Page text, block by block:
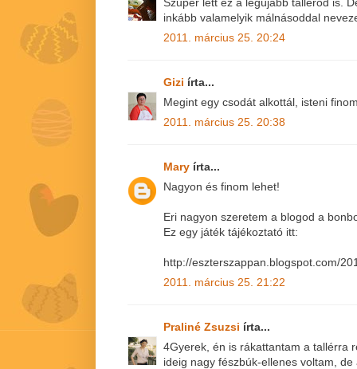
inkább valamelyik málnásoddal
2011. március 25. 20:24
Gizi írta...
Megint egy csodát alkottál, isteni
2011. március 25. 20:38
Mary írta...
Nagyon és finom lehet!
Eri nagyon szeretem a blogod a
Ez egy játék tájékoztató itt:
http://eszterszappan.blogspot.com/
2011. március 25. 21:22
Praliné Zsuzsi írta...
4Gyerek, én is rákattantam a tallérra
ideig nagy fészbúk-ellenes voltam,